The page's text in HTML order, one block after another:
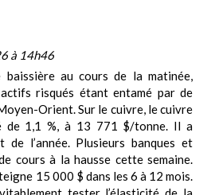
à 14h46
au cours de la matinée,
risqués étant entamé par de
Orient. Sur le cuivre, le cuivre
de 1,1 %, à 13 771 $/tonne. Il a
l’année. Plusieurs banques et
cours à la hausse cette semaine.
15 000 $ dans les 6 à 12 mois.